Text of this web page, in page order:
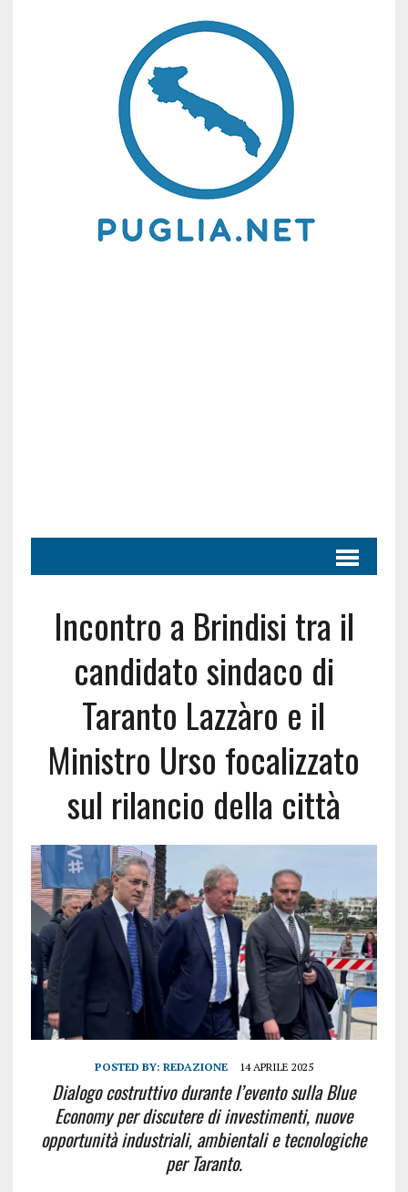
Incontro a Brindisi tra il
candidato sindaco di
Taranto Lazzàro e il
Ministro Urso focalizzato
sul rilancio della città
POSTED BY: REDAZIONE 14 APRILE 2025
Dialogo costruttivo durante l’evento sulla Blue
Economy per discutere di investimenti, nuove
opportunità industriali, ambientali e tecnologiche
per Taranto.